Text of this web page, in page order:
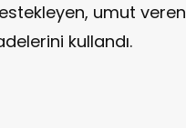
umut veren
kullandı.